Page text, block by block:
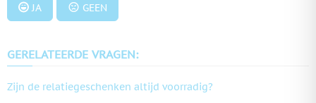
JA
GEEN
GERELATEERDE VRAGEN:
Zijn de relatiegeschenken altijd voorradig?